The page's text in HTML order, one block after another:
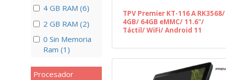
4 GB RAM (6)
2 GB RAM (2)
0 Sin Memoria
Ram (1)
Procesador
TPV Premier KT-116 A RK3568/
4GB/ 64GB eMMC/ 11.6"/
Táctil/ WiFi/ Android 11